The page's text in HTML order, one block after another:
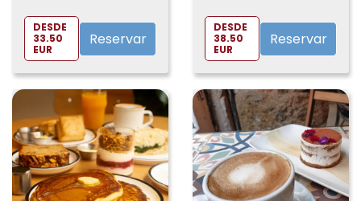
Restaurante
DESDE
33.50
EUR
Reservar
vistas de
Madrid
DESDE
38.50
EUR
Reservar